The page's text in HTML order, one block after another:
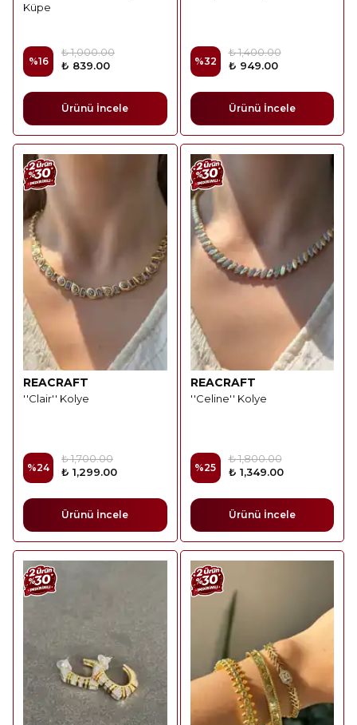
Küpe
%16
₺ 1,000.00
₺ 839.00
Ürünü İncele
%32
₺ 1,400.00
₺ 949.00
Ürünü İncele
REACRAFT
''Clair'' Kolye
%24
₺ 1,700.00
₺ 1,299.00
Ürünü İncele
REACRAFT
''Celine'' Kolye
%25
₺ 1,800.00
₺ 1,349.00
Ürünü İncele